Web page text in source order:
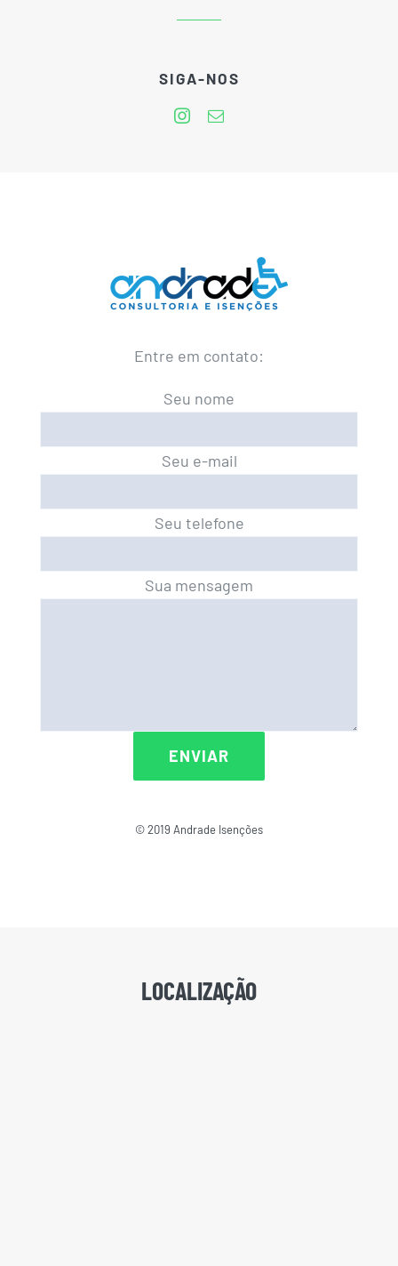
SIGA-NOS
Entre em contato:
Seu nome
Seu e-mail
Seu telefone
Sua mensagem
© 2019 Andrade Isenções
LOCALIZAÇÃO